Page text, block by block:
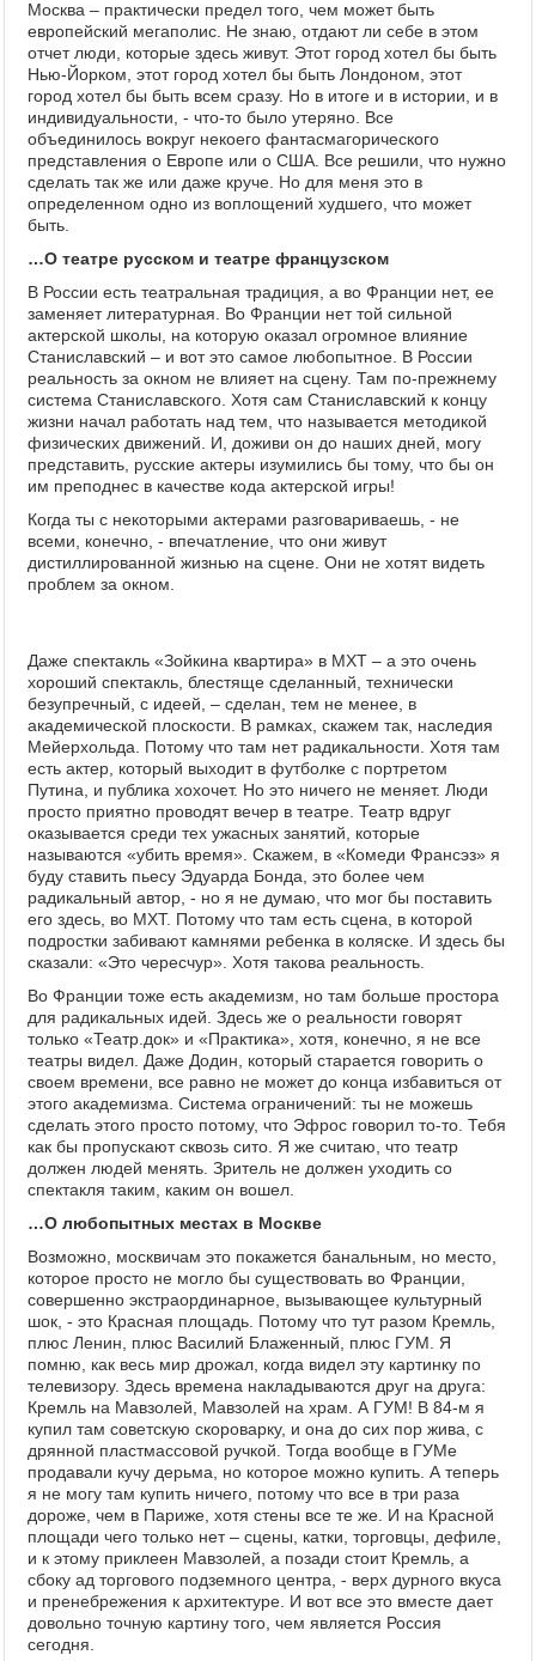
Москва – практически предел того, чем может быть
европейский мегаполис. Не знаю, отдают ли себе в этом
отчет люди, которые здесь живут. Этот город хотел бы быть
Нью-Йорком, этот город хотел бы быть Лондоном, этот
город хотел бы быть всем сразу. Но в итоге и в истории, и в
индивидуальности, - что-то было утеряно. Все
объединилось вокруг некоего фантасмагорического
представления о Европе или о США. Все решили, что нужно
сделать так же или даже круче. Но для меня это в
определенном одно из воплощений худшего, что может
быть.
…О театре русском и театре французском
В России есть театральная традиция, а во Франции нет, ее
заменяет литературная. Во Франции нет той сильной
актерской школы, на которую оказал огромное влияние
Станиславский – и вот это самое любопытное. В России
реальность за окном не влияет на сцену. Там по-прежнему
система Станиславского. Хотя сам Станиславский к концу
жизни начал работать над тем, что называется методикой
физических движений. И, доживи он до наших дней, могу
представить, русские актеры изумились бы тому, что бы он
им преподнес в качестве кода актерской игры!
Когда ты с некоторыми актерами разговариваешь, - не
всеми, конечно, - впечатление, что они живут
дистиллированной жизнью на сцене. Они не хотят видеть
проблем за окном.
Даже спектакль «Зойкина квартира» в МХТ – а это очень
хороший спектакль, блестяще сделанный, технически
безупречный, с идеей, – сделан, тем не менее, в
академической плоскости. В рамках, скажем так, наследия
Мейерхольда. Потому что там нет радикальности. Хотя там
есть актер, который выходит в футболке с портретом
Путина, и публика хохочет. Но это ничего не меняет. Люди
просто приятно проводят вечер в театре. Театр вдруг
оказывается среди тех ужасных занятий, которые
называются «убить время». Скажем, в «Комеди Франсэз» я
буду ставить пьесу Эдуарда Бонда, это более чем
радикальный автор, - но я не думаю, что мог бы поставить
его здесь, во МХТ. Потому что там есть сцена, в которой
подростки забивают камнями ребенка в коляске. И здесь бы
сказали: «Это чересчур». Хотя такова реальность.
Во Франции тоже есть академизм, но там больше простора
для радикальных идей. Здесь же о реальности говорят
только «Театр.док» и «Практика», хотя, конечно, я не все
театры видел. Даже Додин, который старается говорить о
своем времени, все равно не может до конца избавиться от
этого академизма. Система ограничений: ты не можешь
сделать этого просто потому, что Эфрос говорил то-то. Тебя
как бы пропускают сквозь сито. Я же считаю, что театр
должен людей менять. Зритель не должен уходить со
спектакля таким, каким он вошел.
…О любопытных местах в Москве
Возможно, москвичам это покажется банальным, но место,
которое просто не могло бы существовать во Франции,
совершенно экстраординарное, вызывающее культурный
шок, - это Красная площадь. Потому что тут разом Кремль,
плюс Ленин, плюс Василий Блаженный, плюс ГУМ. Я
помню, как весь мир дрожал, когда видел эту картинку по
телевизору. Здесь времена накладываются друг на друга:
Кремль на Мавзолей, Мавзолей на храм. А ГУМ! В 84-м я
купил там советскую скороварку, и она до сих пор жива, с
дрянной пластмассовой ручкой. Тогда вообще в ГУМе
продавали кучу дерьма, но которое можно купить. А теперь
я не могу там купить ничего, потому что все в три раза
дороже, чем в Париже, хотя стены все те же. И на Красной
площади чего только нет – сцены, катки, торговцы, дефиле,
и к этому приклеен Мавзолей, а позади стоит Кремль, а
сбоку ад торгового подземного центра, - верх дурного вкуса
и пренебрежения к архитектуре. И вот все это вместе дает
довольно точную картину того, чем является Россия
сегодня.